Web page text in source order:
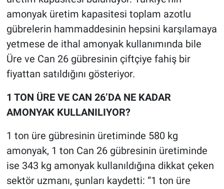
amonyak üretim kapasitesi toplam azotlu
gübrelerin hammaddesinin hepsini karşılamaya
yetmese de ithal amonyak kullanımında bile
Üre ve Can 26 gübresinin çiftçiye fahiş bir
fiyattan satıldığını gösteriyor.
1 TON ÜRE VE CAN 26’DA NE KADAR
AMONYAK KULLANILIYOR?
1 ton üre gübresinin üretiminde 580 kg
amonyak, 1 ton Can 26 gübresinin üretiminde
ise 343 kg amonyak kullanıldığına dikkat çeken
sektör uzmanı, şunları kaydetti: “1 ton üre